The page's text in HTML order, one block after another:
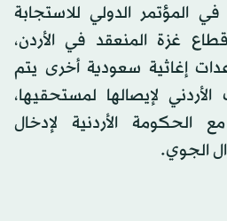
المؤتمر الدولي للاستجابة
غزة المنعقد في الأردن،
إغاثية سعودية أخرى يتم
لإيصالها لمستحقيها،
الحكومة الأردنية لإدخال
الجوي.